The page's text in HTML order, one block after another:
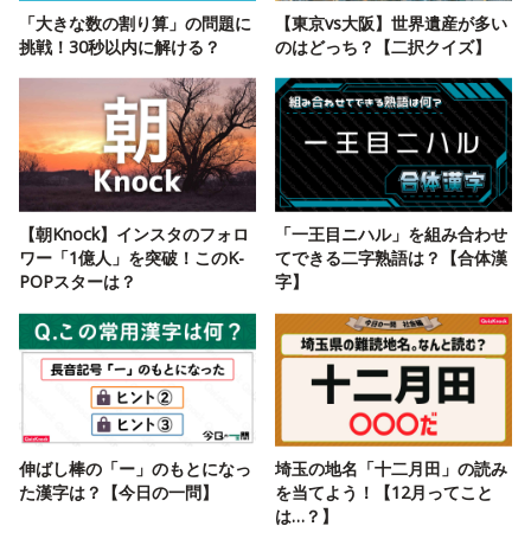
「大きな数の割り算」の問題に
挑戦！30秒以内に解ける？
【東京vs大阪】世界遺産が多い
のはどっち？【二択クイズ】
【朝Knock】インスタのフォロ
ワー「1億人」を突破！このK-
POPスターは？
「一王目ニハル」を組み合わせ
てできる二字熟語は？【合体漢
字】
伸ばし棒の「ー」のもとになっ
た漢字は？【今日の一問】
埼玉の地名「十二月田」の読み
を当てよう！【12月ってこと
は…？】